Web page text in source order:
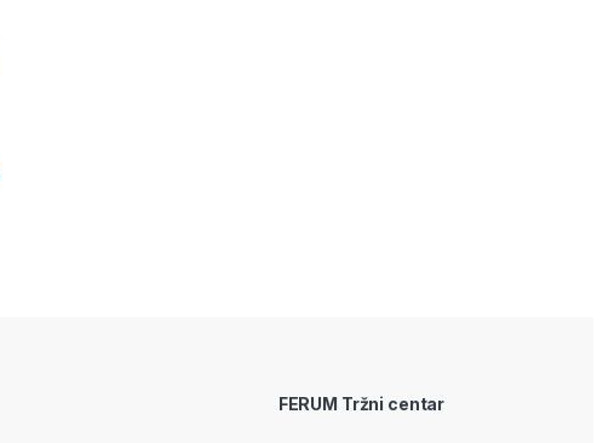
FERUM Tržni centar